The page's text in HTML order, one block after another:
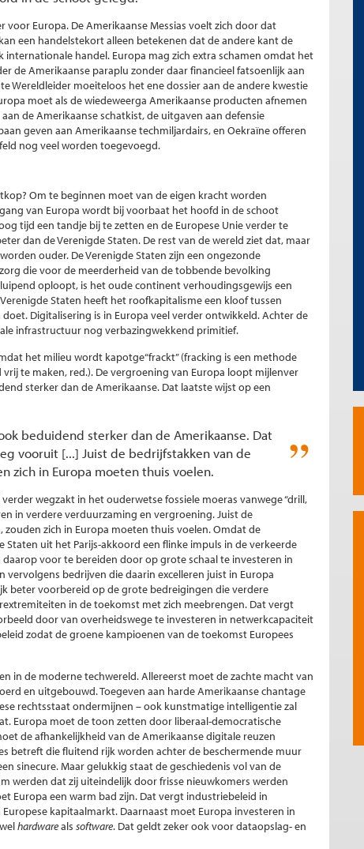
Europa. De Amerikaanse Messias voelt zich door dat
een handelstekort alleen betekenen dat de andere kant de
handel. Europa mag zich extra schamen omdat het
de Amerikaanse paraplu zonder daar financieel fatsoenlijk aan
Wereldleider moeiteloos het ene dossier aan de andere kwestie
moet als de wiedeweerga Amerikaanse producten afnemen
de Amerikaanse schatkist, de uitgaven aan defensie
geven aan Amerikaanse techmiljardairs, en Oekraïne offeren
nog veel worden toegevoegd.
Om te beginnen moet van de eigen kracht worden
van Europa wordt bij voorbaat het hoofd in de schoot
tijd een tandje bij te zetten en de Europese Unie verder te
dan de Verenigde Staten. De rest van de wereld ziet dat, maar
ouder. De Verenigde Staten zijn een ongezonde
die voor de meerderheid van de tobbende bevolking
oploopt, is het oude continent verhoudingsgewijs een
Staten heeft het roofkapitalisme een kloof tussen
Digitalisering is in Europa veel verder ontwikkeld. Achter de
infrastructuur nog verbazingwekkend primitief.
het milieu wordt kapotge“frackt” (fracking is een methode
te maken, red.). De vergroening van Europa loopt mijlenver
sterker dan de Amerikaanse. Dat laatste wijst op een
beduidend sterker dan de Amerikaanse. Dat
vooruit [...] Juist de bedrijfstakken van de
zich in Europa moeten thuis voelen.
wegzakt in het ouderwetse fossiele moeras vanwege “drill,
in verdere verduurzaming en vergroening. Juist de
zich in Europa moeten thuis voelen. Omdat de
uit het Parijs-akkoord een flinke impuls in de verkeerde
voor te bereiden door op grote schaal te investeren in
bedrijven die daarin excelleren juist in Europa
beter voorbereid op de grote bedreigingen die verdere
in de toekomst met zich meebrengen. Dat vergt
door van overheidswege te investeren in netwerkcapaciteit
zodat de groene kampioenen van de toekomst Europees
in de moderne techwereld. Allereerst moet de zachte macht van
en uitgebouwd. Toegeven aan harde Amerikaanse chantage
rechtsstaat ondermijnen – ook kunstmatige intelligentie zal
Europa moet de toon zetten door liberaal-democratische
de afhankelijkheid van de Amerikaanse digitale reuzen
betreft die fluitend rijk worden achter de beschermende muur
sinecure. Maar gelukkig staat de geschiedenis vol van de
werden dat zij uiteindelijk door frisse nieuwkomers werden
Europa een warm bad zijn. Dat vergt industriebeleid in
kapitaalmarkt. Daarnaast moet Europa investeren in
hardwareals software. Dat geldt zeker ook voor dataopslag- en